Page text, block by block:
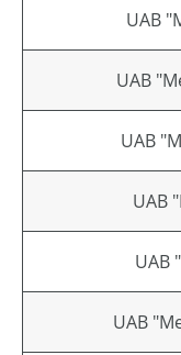
UAB
UAB
UAB
UAB
UAB
UAB